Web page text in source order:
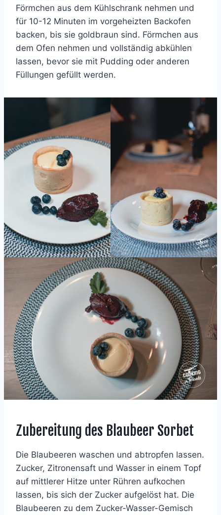
Förmchen aus dem Kühlschrank nehmen und
für 10-12 Minuten im vorgeheizten Backofen
backen, bis sie goldbraun sind. Förmchen aus
dem Ofen nehmen und vollständig abkühlen
lassen, bevor sie mit Pudding oder anderen
Füllungen gefüllt werden.
Zubereitung des Blaubeer Sorbet
Die Blaubeeren waschen und abtropfen lassen.
Zucker, Zitronensaft und Wasser in einem Topf
auf mittlerer Hitze unter Rühren aufkochen
lassen, bis sich der Zucker aufgelöst hat. Die
Blaubeeren zu dem Zucker-Wasser-Gemisch